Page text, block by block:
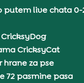
putem live chata 0-
CricksyCat
hrane za pse
72 pasmine pasa